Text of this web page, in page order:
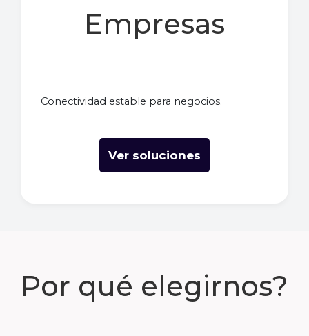
Empresas
Conectividad estable para negocios.
Ver soluciones
Por qué elegirnos?